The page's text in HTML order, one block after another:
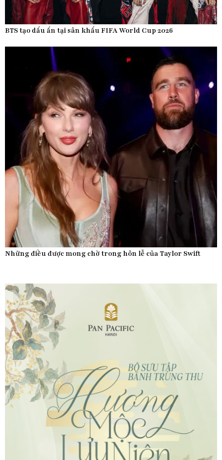
BTS tạo dấu ấn tại sân khấu FIFA World Cup 2026
Những điều được mong chờ trong hôn lễ của Taylor Swift